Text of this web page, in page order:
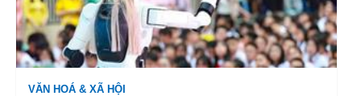
VĂN HOÁ & XÃ HỘI